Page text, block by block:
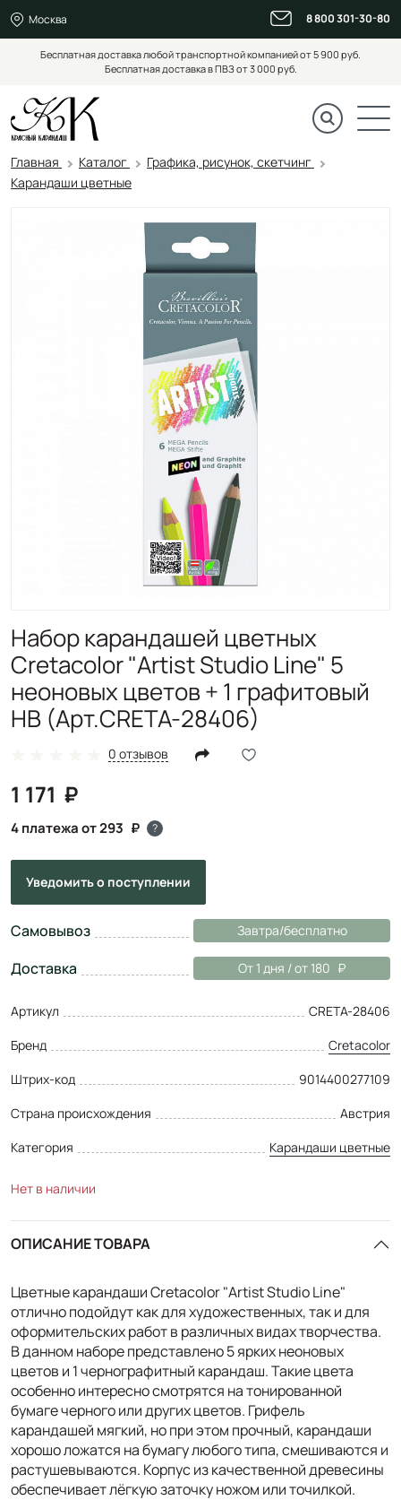
Москва 8 800 301-30-80
Бесплатная доставка любой транспортной компанией от 5 900 руб.
Бесплатная доставка в ПВЗ от 3 000 руб.
Главная Каталог
Графика, рисунок, скетчинг
Карандаши цветные
Набор карандашей цветных
Cretacolor "Artist Studio Line" 5
неоновых цветов + 1 графитовый
HB (Арт.CRETA-28406)
0 отзывов
1 171
4 платежа от 293 ?
Уведомитьо поступлении
Самовывоз Завтра/бесплатно
Доставка От 1 дня / от 180
Артикул
CRETA-28406
Бренд
Cretacolor
Штрих-код
9014400277109
Страна происхождения
Австрия
Категория
Карандаши цветные
Нет в наличии
ОПИСАНИЕ ТОВАРА
Цветные карандаши Cretacolor "Artist Studio Line"
отлично подойдут как для художественных, так и для
оформительских работ в различных видах творчества.
В данном наборе представлено 5 ярких неоновых
цветов и 1 чернографитный карандаш. Такие цвета
особенно интересно смотрятся на тонированной
бумаге черного или других цветов. Грифель
карандашей мягкий, но при этом прочный, карандаши
хорошо ложатся на бумагу любого типа, смешиваются и
растушевываются. Корпус из качественной древесины
обеспечивает лёгкую заточку ножом или точилкой.